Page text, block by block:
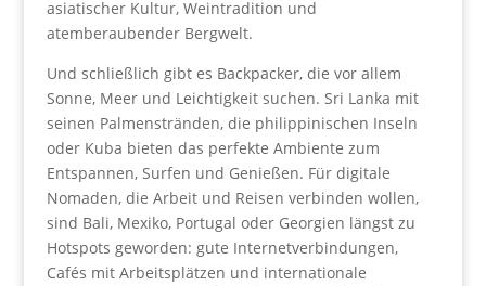
asiatischer Kultur, Weintradition und
atemberaubender Bergwelt.
Und schließlich gibt es Backpacker, die vor allem
Sonne, Meer und Leichtigkeit suchen. Sri Lanka mit
seinen Palmenstränden, die philippinischen Inseln
oder Kuba bieten das perfekte Ambiente zum
Entspannen, Surfen und Genießen. Für digitale
Nomaden, die Arbeit und Reisen verbinden wollen,
sind Bali, Mexiko, Portugal oder Georgien längst zu
Hotspots geworden: gute Internetverbindungen,
Cafés mit Arbeitsplätzen und internationale